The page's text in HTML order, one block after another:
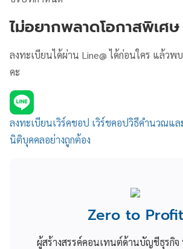
ไม่อยากพลาดโอกาสพิเศษ
ลงทะเบียนได้ผ่าน Line@ ได้ก่อนใคร แล้วพ
คะ
ลงทะเบียนเวิร์คชอป เวิร์ชคอปวิธีคำนวณแ
นิติบุคคลอย่างถูกต้อง
Zero to Profit
ผู้สร้างสรรค์คอนเทนต์ด้านบัญชีธุรกิจ